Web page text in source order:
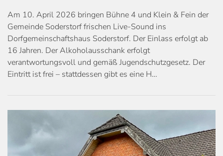
Am 10. April 2026 bringen Bühne 4 und Klein & Fein der
Gemeinde Soderstorf frischen Live-Sound ins
Dorfgemeinschaftshaus Soderstorf. Der Einlass erfolgt ab
16 Jahren. Der Alkoholausschank erfolgt
verantwortungsvoll und gemäß Jugendschutzgesetz. Der
Eintritt ist frei – stattdessen gibt es eine H…